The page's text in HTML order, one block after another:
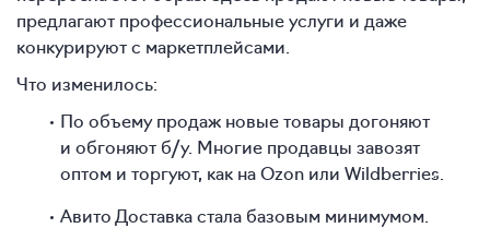
предлагают профессиональные услуги и даже
конкурируют с маркетплейсами.
Что изменилось:
По объему продаж новые товары догоняют
и обгоняют б/у. Многие продавцы завозят
оптом и торгуют, как на Ozon или Wildberries.
Авито Доставка стала базовым минимумом.